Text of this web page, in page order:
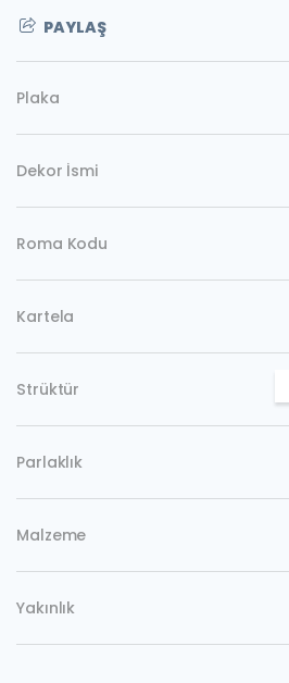
PAYLAŞ
Plaka
Dekor İsmi
Roma Kodu
Kartela
Strüktür
Parlaklık
Malzeme
Yakınlık